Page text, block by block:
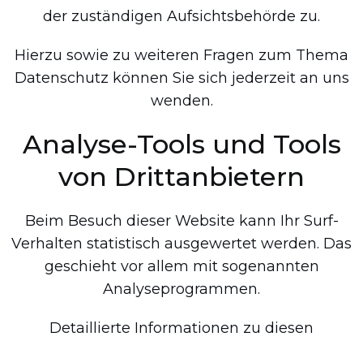
der zuständigen Aufsichtsbehörde zu.
Hierzu sowie zu weiteren Fragen zum Thema
Datenschutz können Sie sich jederzeit an uns
wenden.
Analyse-Tools und Tools
von Dritt­anbietern
Beim Besuch dieser Website kann Ihr Surf-
Verhalten statistisch ausgewertet werden. Das
geschieht vor allem mit sogenannten
Analyseprogrammen.
Detaillierte Informationen zu diesen